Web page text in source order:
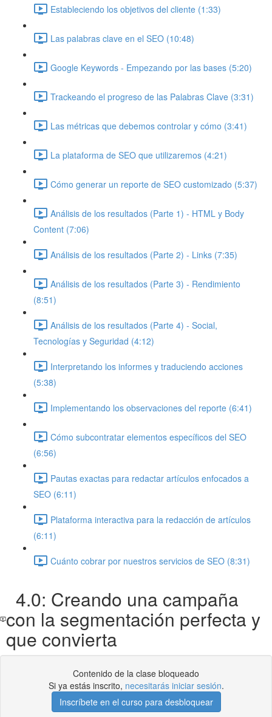
Estableciendo los objetivos del cliente (1:33)
Las palabras clave en el SEO (10:48)
Google Keywords - Empezando por las bases (5:20)
Trackeando el progreso de las Palabras Clave (3:31)
Las métricas que debemos controlar y cómo (3:41)
La plataforma de SEO que utilizaremos (4:21)
Cómo generar un reporte de SEO customizado (5:37)
Análisis de los resultados (Parte 1) - HTML y Body
Content (7:06)
Análisis de los resultados (Parte 2) - Links (7:35)
Análisis de los resultados (Parte 3) - Rendimiento
(8:51)
Análisis de los resultados (Parte 4) - Social,
Tecnologías y Seguridad (4:12)
Interpretando los informes y traduciendo acciones
(5:38)
Implementando los observaciones del reporte (6:41)
Cómo subcontratar elementos específicos del SEO
(6:56)
Pautas exactas para redactar artículos enfocados a
SEO (6:11)
Plataforma interactiva para la redacción de artículos
(6:11)
Cuánto cobrar por nuestros servicios de SEO (8:31)
4.0: Creando una campaña
con la segmentación perfecta y
que convierta
Contenido de la clase bloqueado
Si ya estás inscrito, necesitarás iniciar sesión.
Inscríbete en el curso para desbloquear